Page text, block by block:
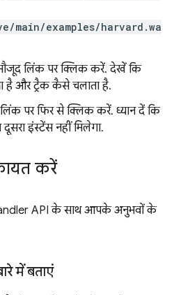
main/examples/harvard.wa
लिंक पर क्लिक करें. देखें कि
और ट्रैक कैसे चलाता है.
पर फिर से क्लिक करें. ध्यान दें कि
इंस्टेंस नहीं मिलेगा.
करें
API के साथ आपके अनुभवों के
में बताएं